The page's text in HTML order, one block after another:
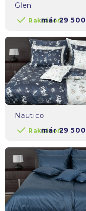
Glen
Raktáron
már29 500
Nautico
Raktáron
már29 500